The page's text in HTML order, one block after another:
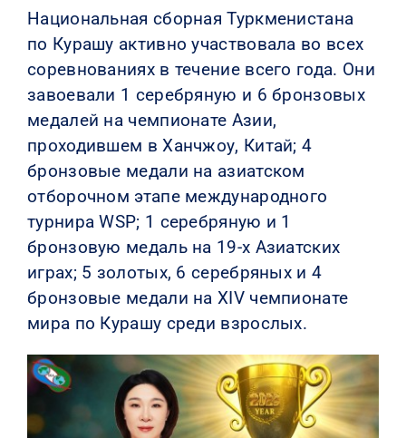
Национальная сборная Туркменистана
по Курашу активно участвовала во всех
соревнованиях в течение всего года. Они
завоевали 1 серебряную и 6 бронзовых
медалей на чемпионате Азии,
проходившем в Ханчжоу, Китай; 4
бронзовые медали на азиатском
отборочном этапе международного
турнира WSP; 1 серебряную и 1
бронзовую медаль на 19-х Азиатских
играх; 5 золотых, 6 серебряных и 4
бронзовые медали на XIV чемпионате
мира по Курашу среди взрослых.